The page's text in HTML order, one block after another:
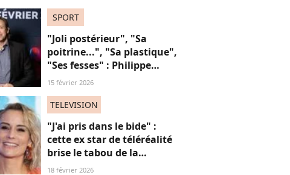
SPORT
"Joli postérieur", "Sa
poitrine...", "Sa plastique",
"Ses fesses" : Philippe
Candeloro, victime de la
de son sexisme !
15 février 2026
TELEVISION
"J'ai pris dans le bide" :
cette ex star de téléréalité
brise le tabou de la
ménopause
18 février 2026